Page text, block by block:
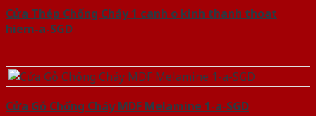
Cửa Thép Chống Cháy 1 canh o kinh thanh thoat
hiem-a-SGD
Cửa Gỗ Chống Cháy MDF Melamine 1-a-SGD